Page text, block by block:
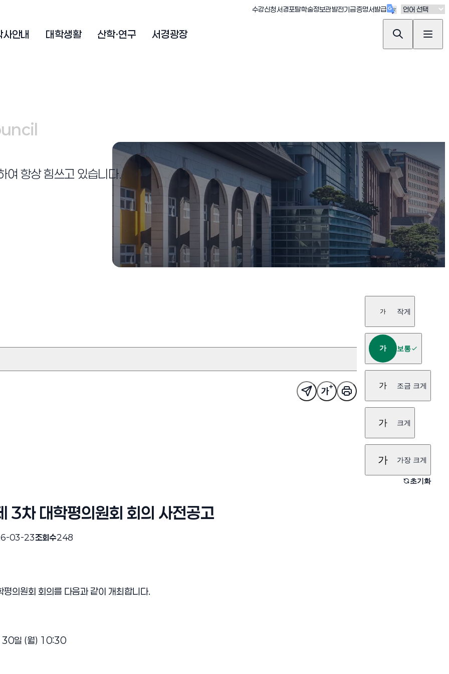
수강신청(새창 열림)
서경포탈(새창 열림)
학술정보관(새창 열림)
발전기금(새창 열림)
증명서발급(새창 열림)
사안내 대학생활 산학·연구 서경광장
여 항상 힘쓰고 있습니다.
가 작게
가 보통
가 조금 크게
가 크게
가 가장 크게
초기화
차 대학평의원회 회의 사전공고
03-23조회수248
의원회 회의를 다음과 같이 개최합니다.
30일 (월) 10:30